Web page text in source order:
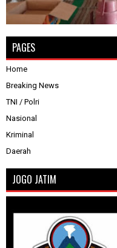
PAGES
Home
Breaking News
TNI / Polri
Nasional
Kriminal
Daerah
JOGO JATIM